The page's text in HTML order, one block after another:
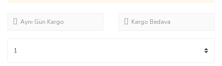
Aynı Gün Kargo Kargo Bedava